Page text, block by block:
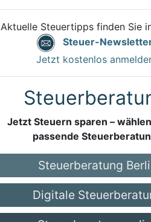
Aktuelle Steuertipps finden Sie
Steuer-
Jetzt kostenlos
Jetzt Steuern sparen –
passende
Steuerberatung
Digitale